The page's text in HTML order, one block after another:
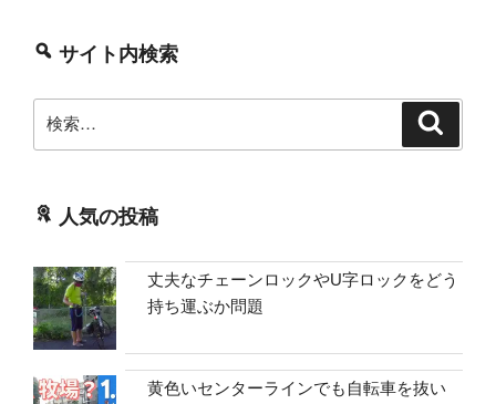
サイト内検索
索:
人気の投稿
丈夫なチェーンロックやU字ロックをどう
持ち運ぶか問題
黄色いセンターラインでも自転車を抜い